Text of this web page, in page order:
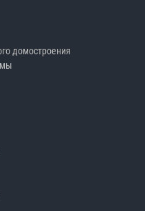
домостроения